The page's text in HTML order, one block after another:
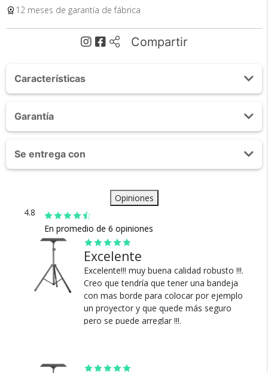
12 meses de garantía de fábrica
Compartir
Características
Altura máxima: 2mts
Altura mínima 1.13mts
Material resistente
Alta estabilidad
Medidas: 98 x 38 x 32
Garantía
Se entrega con
Kit de instalación
Opiniones
4.8
En promedio de 6 opiniones
Excelente
Excelente!!! muy buena calidad robusto !!!.
Creo que tendría que tener una bandeja
con mas borde para colocar por ejemplo
un proyector y que quede más seguro
pero se puede arreglar !!!.
Tu compra segura
Cumplimos con los más altos estándares de
seguridad. Nos avalan 14 años de
Envío
Asegurado
Todos nuestros envíos
cuentan con seguro total.